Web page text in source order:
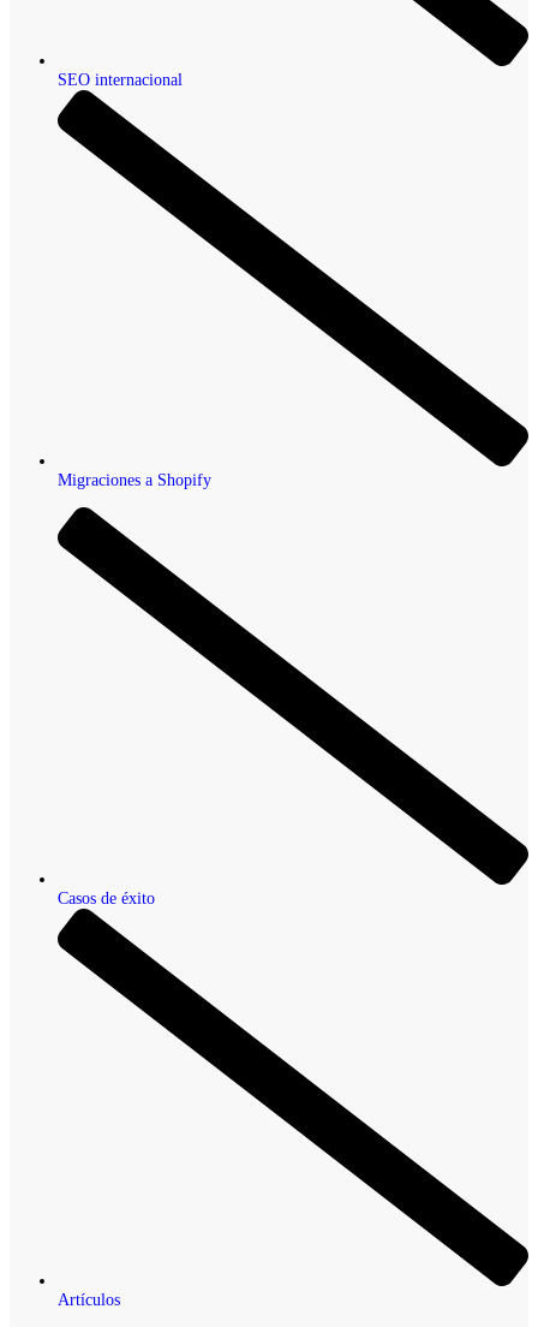
SEO internacional
Migraciones a Shopify
Casos de éxito
Artículos